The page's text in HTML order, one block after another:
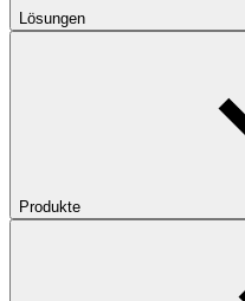
Lösungen
Produkte